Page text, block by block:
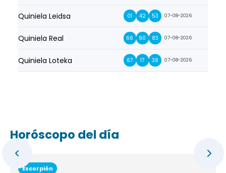
Quiniela Leidsa 01 42 53 07-08-2026
Quiniela Real 66 90 83 07-08-2026
Quiniela Loteka 67 17 38 07-08-2026
Horóscopo del día
Escorpión